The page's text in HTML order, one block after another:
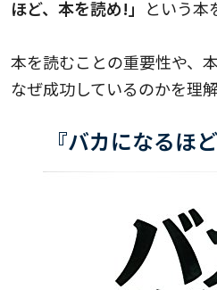
ほど、本を読め!」 という本
本を読むことの重要性や、
なぜ成功しているのかを理
『バカになるほ